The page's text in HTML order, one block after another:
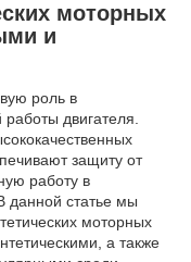
моторных
и
роль в
двигателя.
защиту от
работу в
данной статье мы
моторных
а также